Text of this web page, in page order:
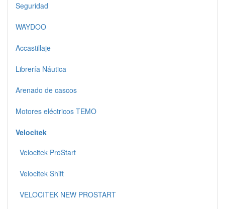
Seguridad
WAYDOO
Accastillaje
Librería Náutica
Arenado de cascos
Motores eléctricos TEMO
Velocitek
Velocitek ProStart
Velocitek Shift
VELOCITEK NEW PROSTART